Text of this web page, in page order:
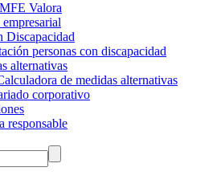
Valora
Discapacidad
personas con discapacidad
alternativas
de medidas alternativas
corporativo
responsable